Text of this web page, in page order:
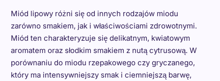
Miód lipowy różni się od innych rodzajów miodu
zarówno smakiem, jak i właściwościami zdrowotnymi.
Miód ten charakteryzuje się delikatnym, kwiatowym
aromatem oraz słodkim smakiem z nutą cytrusową. W
porównaniu do miodu rzepakowego czy gryczanego,
który ma intensywniejszy smak i ciemniejszą barwę,